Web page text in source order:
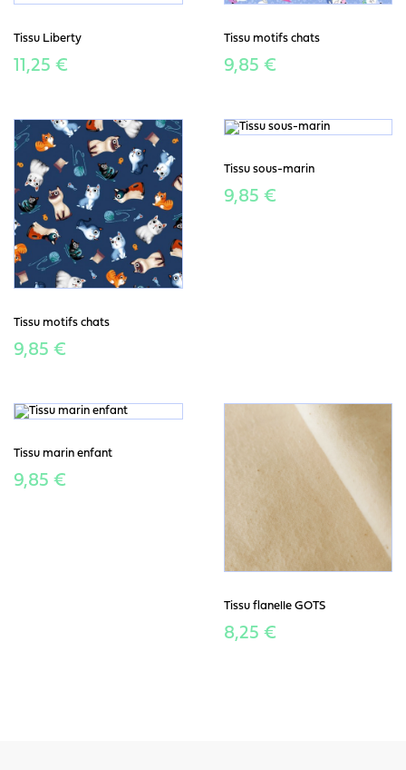
Tissu Liberty
11,25 €
Tissu motifs chats
9,85 €
Tissu motifs chats
9,85 €
Tissu sous-marin
9,85 €
Tissu marin enfant
9,85 €
Tissu flanelle GOTS
8,25 €